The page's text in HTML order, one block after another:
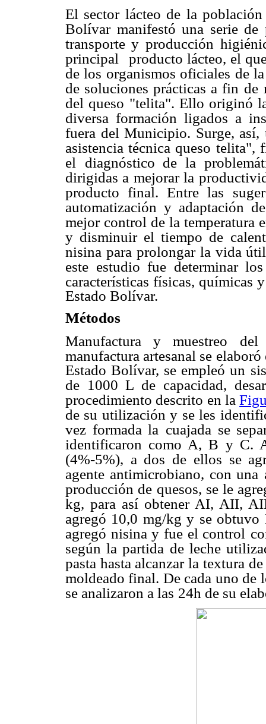
El sector lácteo de la
Bolívar manifestó una serie de
transporte y producción
principal
producto lácteo, el
de los organismos oficiales de
de soluciones prácticas a fin de
del queso "telita". Ello originó
diversa formación ligados a
fuera del Municipio. Surge, así,
asistencia técnica queso telita",
el
diagnóstico de la
dirigidas a mejorar la
producto final. Entre las
automatización y adaptación
mejor control de la temperatura
y disminuir el tiempo de
nisina para prolongar la vida
este estudio fue determinar
características físicas, químicas
Estado Bolívar.
Métodos
Manufactura y muestreo
manufactura artesanal se
Estado Bolívar, se empleó un
de 1000 L de capacidad,
procedimiento descrito en la
de su utilización y se les
vez formada la cuajada se
identificaron como A, B y C.
(4%-5%), a dos de ellos se
agente antimicrobiano, con una
producción de quesos, se le
kg, para así obtener AI, AII,
agregó 10,0 mg/kg y se
agregó nisina y fue el control
según la partida de leche
pasta hasta alcanzar la textura
moldeado final. De cada uno de
se analizaron a las 24h de su